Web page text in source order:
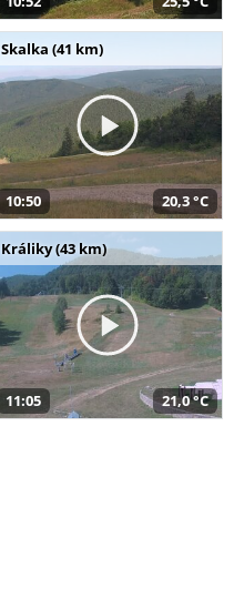
Skalka (41 km)
10:50 20,3 °C
Králiky (43 km)
11:05 21,0 °C